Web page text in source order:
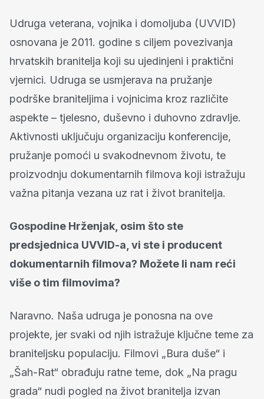
Udruga veterana, vojnika i domoljuba (UVVID)
osnovana je 2011. godine s ciljem povezivanja
hrvatskih branitelja koji su ujedinjeni i praktični
vjernici. Udruga se usmjerava na pružanje
podrške braniteljima i vojnicima kroz različite
aspekte – tjelesno, duševno i duhovno zdravlje.
Aktivnosti uključuju organizaciju konferencije,
pružanje pomoći u svakodnevnom životu, te
proizvodnju dokumentarnih filmova koji istražuju
važna pitanja vezana uz rat i život branitelja.
Gospodine Hrženjak, osim što ste
predsjednica UVVID-a, vi ste i producent
dokumentarnih filmova? Možete li nam reći
više o tim filmovima?
Naravno. Naša udruga je ponosna na ove
projekte, jer svaki od njih istražuje ključne teme za
braniteljsku populaciju. Filmovi „Bura duše“ i
„Šah-Rat“ obrađuju ratne teme, dok „Na pragu
grada“ nudi pogled na život branitelja izvan